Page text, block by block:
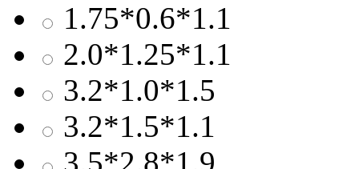
1.75*0.6*1.1
2.0*1.25*1.1
3.2*1.0*1.5
3.2*1.5*1.1